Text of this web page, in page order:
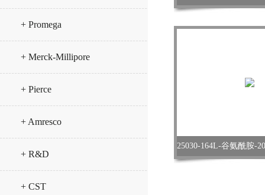
+ Promega
+ Merck-Millipore
+ Pierce
+ Amresco
+ R&D
+ CST